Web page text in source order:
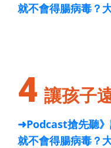
就不會得腸病毒？
4 讓孩子
➜Podcast搶先聽》
就不會得腸病毒？